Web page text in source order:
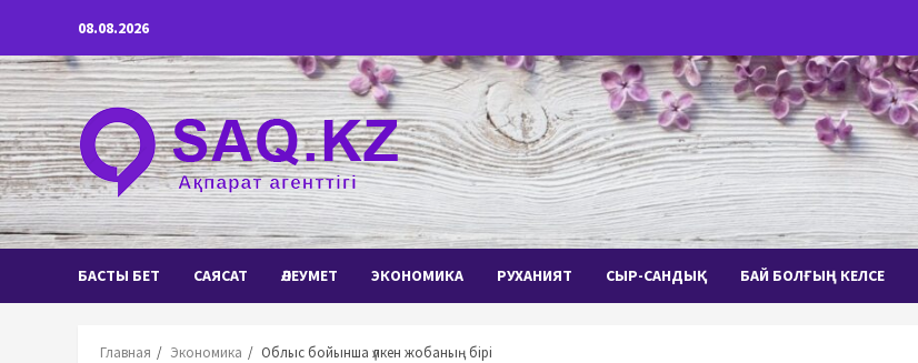
содержимому
08.08.2026
БАСТЫ БЕТ САЯСАТ ӘЛЕУМЕТ ЭКОНОМИКА РУХАНИЯТ СЫР-САНДЫҚ БАЙ БОЛҒЫҢ КЕЛСЕ
Главная Экономика Облыс бойынша үлкен жобаның бірі